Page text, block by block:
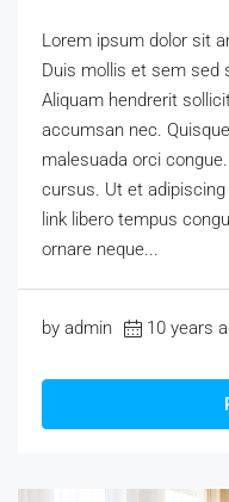
Lorem ipsum dolor sit
Duis mollis et sem sed
Aliquam hendrerit
accumsan nec.
malesuada orci
cursus. Ut et
link libero tempus
ornare neque...
by admin 10 years